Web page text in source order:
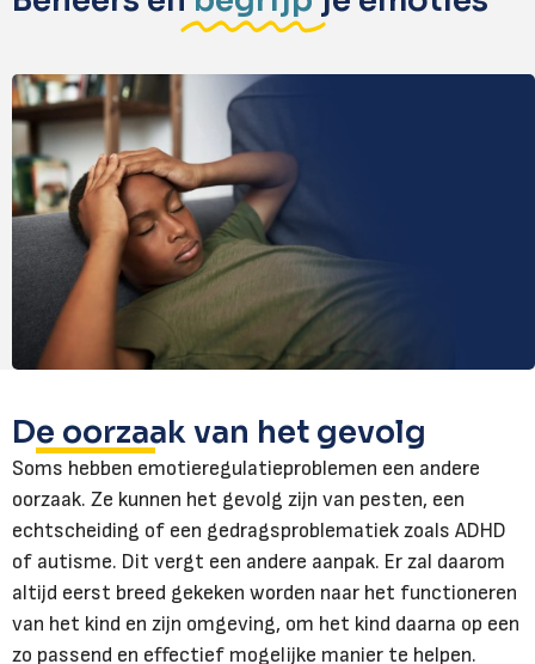
De oorzaak van het gevolg
Soms hebben emotieregulatieproblemen een andere
oorzaak. Ze kunnen het gevolg zijn van pesten, een
echtscheiding of een gedragsproblematiek zoals ADHD
of autisme. Dit vergt een andere aanpak. Er zal daarom
altijd eerst breed gekeken worden naar het functioneren
van het kind en zijn omgeving, om het kind daarna op een
zo passend en effectief mogelijke manier te helpen.